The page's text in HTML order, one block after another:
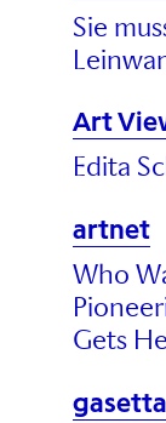
Sie
Art
Edita
artnet
Who
Gets